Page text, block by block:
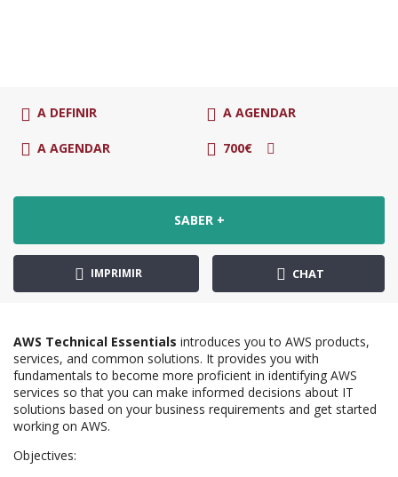
A DEFINIR A AGENDAR
A AGENDAR 700€
SABER +
IMPRIMIR CHAT
AWS Technical Essentials introduces you to AWS products,
services, and common solutions. It provides you with
fundamentals to become more proficient in identifying AWS
services so that you can make informed decisions about IT
solutions based on your business requirements and get started
working on AWS.
Objectives: